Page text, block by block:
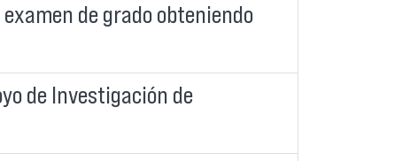
de grado obteniendo
de Investigación de